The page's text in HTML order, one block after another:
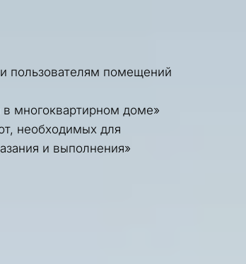
пользователям помещений
многоквартирном доме»
необходимых для
и выполнения»